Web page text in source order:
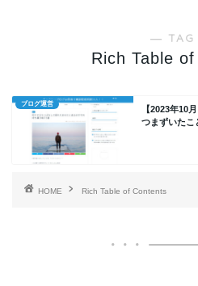
―
Rich Table
ブログ運営
【2023年10
つまずいたこ
HOME Rich Table of Contents